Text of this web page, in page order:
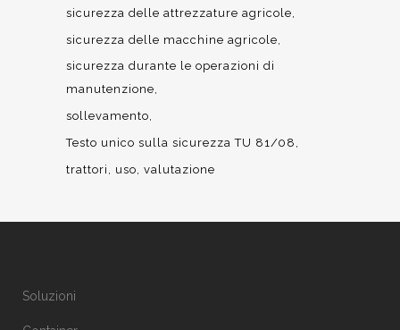
sicurezza delle attrezzature agricole
sicurezza delle macchine agricole
sicurezza durante le operazioni di
manutenzione
sollevamento
Testo unico sulla sicurezza TU 81/08
trattori
uso valutazione
Soluzioni